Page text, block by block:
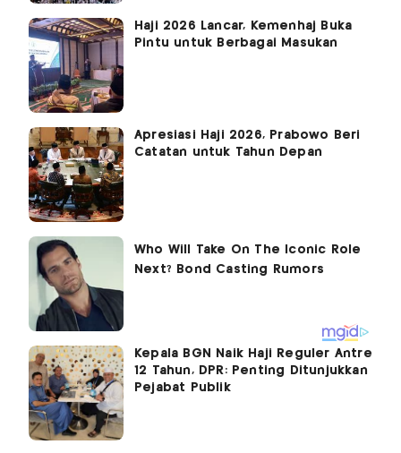
Haji 2026 Lancar, Kemenhaj Buka
Pintu untuk Berbagai Masukan
Apresiasi Haji 2026, Prabowo Beri
Catatan untuk Tahun Depan
Kepala BGN Naik Haji Reguler Antre
12 Tahun, DPR: Penting Ditunjukkan
Pejabat Publik